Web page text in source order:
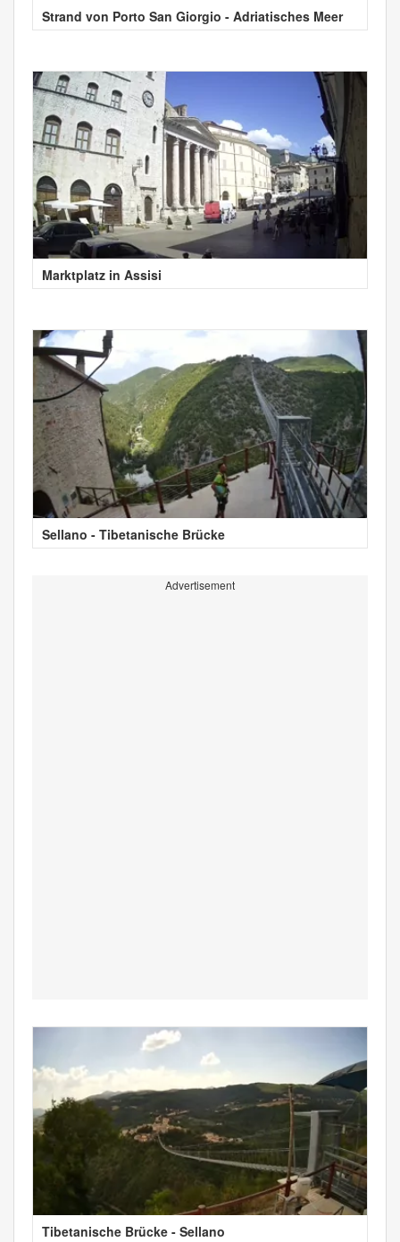
Strand von Porto San Giorgio - Adriatisches Meer
Marktplatz in Assisi
Sellano - Tibetanische Brücke
Advertisement
Tibetanische Brücke - Sellano